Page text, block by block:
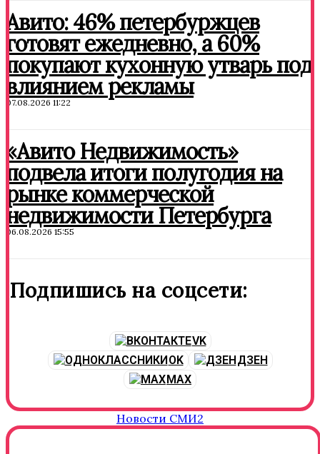
Авито: 46% петербуржцев
готовят ежедневно, а 60%
покупают кухонную утварь под
влиянием рекламы
07.08.2026 11:22
«Авито Недвижимость»
подвела итоги полугодия на
рынке коммерческой
недвижимости Петербурга
06.08.2026 15:55
Подпишись на соцсети:
VK
OK
ДЗЕН
MAX
Новости СМИ2